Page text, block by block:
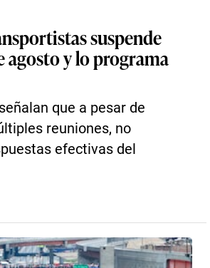
suspende
agosto y lo programa
que a pesar de
reuniones, no
efectivas del